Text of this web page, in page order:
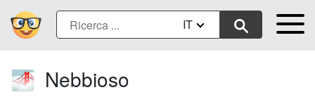
IT
🌁 Nebbioso